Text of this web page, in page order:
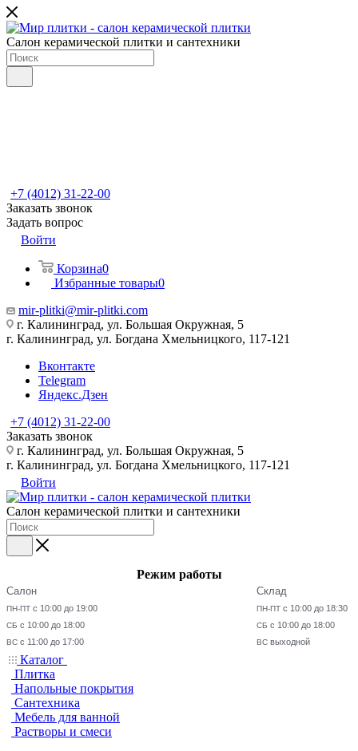
Салон керамической плитки и сантехники
+7 (4012) 31-22-00
Заказать звонок
Задать вопрос
Войти
Корзина0
Избранные товары0
mir-plitki@mir-plitki.com
г. Калининград, ул. Большая Окружная, 5
г. Калининград, ул. Богдана Хмельницкого, 117-121
Вконтакте
Telegram
Яндекс.Дзен
+7 (4012) 31-22-00
Заказать звонок
г. Калининград, ул. Большая Окружная, 5
г. Калининград, ул. Богдана Хмельницкого, 117-121
Войти
Салон керамической плитки и сантехники
Режим работы
Салон
ПН-ПТ с 10:00 до 19:00
СБ с 10:00 до 18:00
ВС с 11:00 до 17:00
Склад
ПН-ПТ с 10:00 до 18:30
СБ с 10:00 до 18:00
ВС выходной
Каталог
Плитка
Напольные покрытия
Сантехника
Мебель для ванной
Растворы и смеси